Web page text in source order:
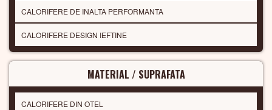
CALORIFERE DE INALTA PERFORMANTA
CALORIFERE DESIGN IEFTINE
MATERIAL / SUPRAFATA
CALORIFERE DIN OTEL